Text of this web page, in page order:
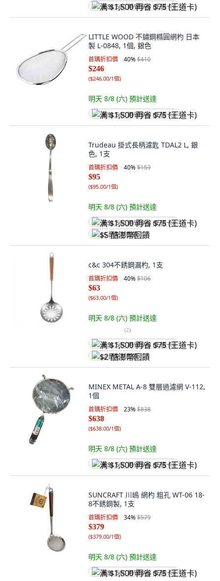
满 $1,500 再省 $75 (王道卡)
LITTLE WOOD 不鏽鋼橢圓網杓 日本
製 L-0848, 1個, 銀色
首購折扣價 40%$410
$246
($246.00/1個)
明天 8/8 (六) 預計送達
满 $1,500 再省 $75 (王道卡)
Trudeau 掛式長柄濾匙 TDAL2 L, 銀
色, 1支
首購折扣價 40%$159
$95
($95.00/1個)
明天 8/8 (六) 預計送達
满 $1,500 再省 $75 (王道卡)
$5 酷澎幣回饋
c&c 304不銹鋼漏杓, 1支
首購折扣價 40%$106
$63
($63.00/1個)
明天 8/8 (六) 預計送達
(2)
满 $1,500 再省 $75 (王道卡)
$2 酷澎幣回饋
MINEX METAL A-8 雙層過濾網 V-112,
1個
首購折扣價 23%$838
$638
($638.00/1個)
明天 8/8 (六) 預計送達
满 $1,500 再省 $75 (王道卡)
SUNCRAFT 川嶋 網杓 粗孔 WT-06 18-
8不銹鋼製, 1支
首購折扣價 34%$579
$379
($379.00/1個)
明天 8/8 (六) 預計送達
满 $1,500 再省 $75 (王道卡)